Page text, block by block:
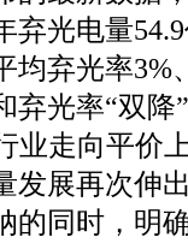
弃光电量
均弃光率3%
弃光率“双降
业走向平价
发展再次伸
的同时，明